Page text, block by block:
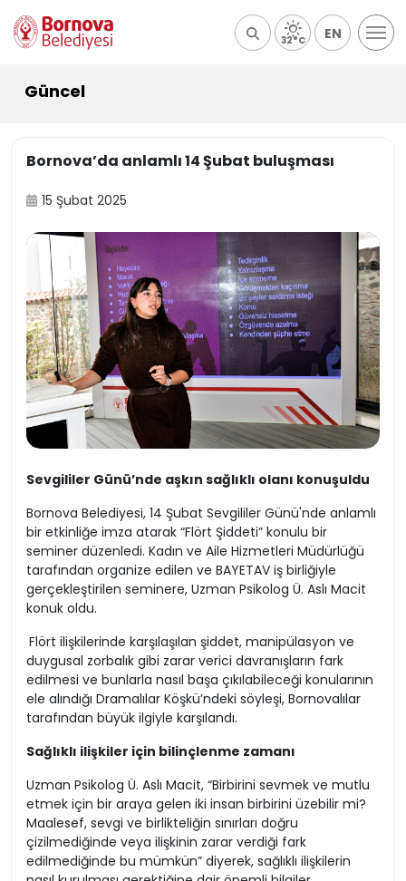
32°C EN
Güncel
Bornova’da anlamlı 14 Şubat buluşması
15 Şubat 2025
Sevgililer Günü’nde aşkın sağlıklı olanı konuşuldu
Bornova Belediyesi, 14 Şubat Sevgililer Günü'nde anlamlı
bir etkinliğe imza atarak “Flört Şiddeti” konulu bir
seminer düzenledi. Kadın ve Aile Hizmetleri Müdürlüğü
tarafından organize edilen ve BAYETAV iş birliğiyle
gerçekleştirilen seminere, Uzman Psikolog Ü. Aslı Macit
konuk oldu.
Flört ilişkilerinde karşılaşılan şiddet, manipülasyon ve
duygusal zorbalık gibi zarar verici davranışların fark
edilmesi ve bunlarla nasıl başa çıkılabileceği konularının
ele alındığı Dramalılar Köşkü’ndeki söyleşi, Bornovalılar
tarafından büyük ilgiyle karşılandı.
Sağlıklı ilişkiler için bilinçlenme zamanı
Uzman Psikolog Ü. Aslı Macit, “Birbirini sevmek ve mutlu
etmek için bir araya gelen iki insan birbirini üzebilir mi?
Maalesef, sevgi ve birlikteliğin sınırları doğru
çizilmediğinde veya ilişkinin zarar verdiği fark
edilmediğinde bu mümkün” diyerek, sağlıklı ilişkilerin